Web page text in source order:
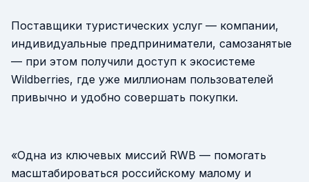
Поставщики туристических услуг — компании,
индивидуальные предприниматели, самозанятые
— при этом получили доступ к экосистеме
Wildberries, где уже миллионам пользователей
привычно и удобно совершать покупки.
«Одна из ключевых миссий RWB — помогать
масштабироваться российскому малому и